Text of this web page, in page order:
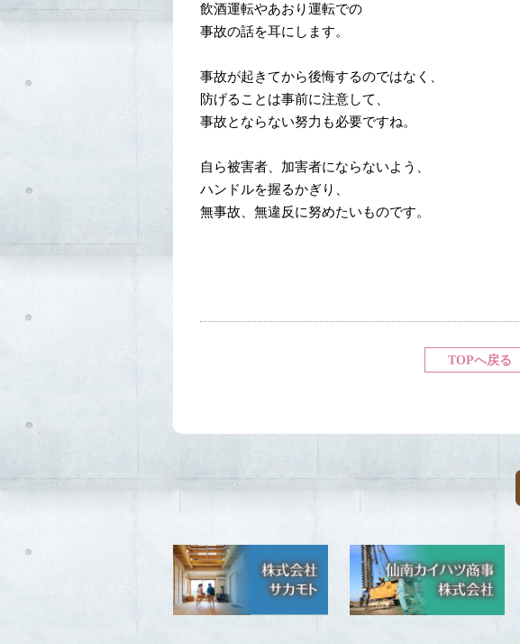
飲酒運転やあおり運転での
事故の話を耳にします。
事故が起きてから後悔するのではなく、
防げることは事前に注意して、
事故とならない努力も必要ですね。
自ら被害者、加害者にならないよう、
ハンドルを握るかぎり、
無事故、無違反に努めたいものです。
TOPへ戻る